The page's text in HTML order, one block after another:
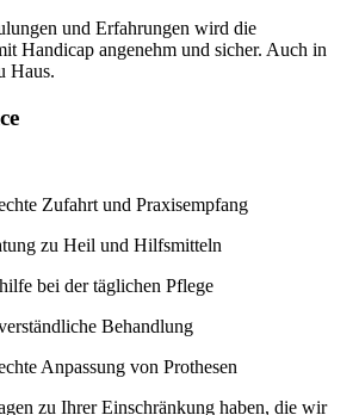
und Erfahrungen wird die
Handicap angenehm und sicher. Auch in
Haus.
Zufahrt und Praxisempfang
zu Heil und Hilfsmitteln
bei der täglichen Pflege
Behandlung
Anpassung von Prothesen
zu Ihrer Einschränkung haben, die wir